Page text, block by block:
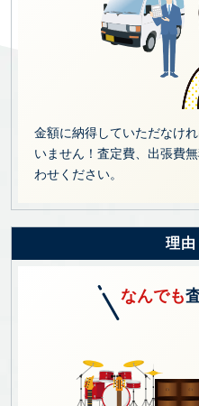
金額に納得していただなけ
いません！査定費、出張費
わせください。
理由
なんでも